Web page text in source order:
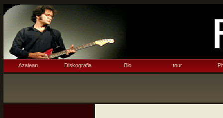
Azalean Diskografia Bio tour